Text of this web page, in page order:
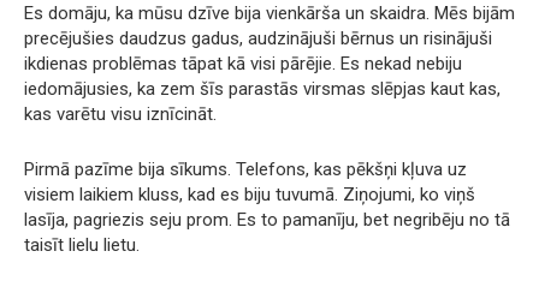
Es domāju, ka mūsu dzīve bija vienkārša un skaidra. Mēs bijām
precējušies daudzus gadus, audzinājuši bērnus un risinājuši
ikdienas problēmas tāpat kā visi pārējie. Es nekad nebiju
iedomājusies, ka zem šīs parastās virsmas slēpjas kaut kas,
kas varētu visu iznīcināt.
Pirmā pazīme bija sīkums. Telefons, kas pēkšņi kļuva uz
visiem laikiem kluss, kad es biju tuvumā. Ziņojumi, ko viņš
lasīja, pagriezis seju prom. Es to pamanīju, bet negribēju no tā
taisīt lielu lietu.